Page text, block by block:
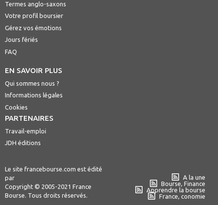
Termes anglo-saxons
Votre profil boursier
Gérez vos émotions
Jours fériés
FAQ
EN SAVOIR PLUS
Qui sommes nous ?
Informations légales
Cookies
PARTENAIRES
Travail-emploi
JDH éditions
Le site francebourse.com est édité
par
Copyright © 2005-2021 France
Bourse. Tous droits réservés.
A la une
Bourse, Finance
Apprendre la bourse
France, conomie